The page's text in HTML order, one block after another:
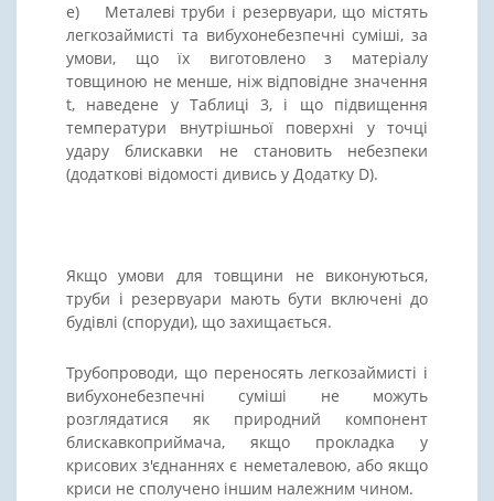
e) Металеві труби і резервуари, що містять
легкозаймисті та вибухонебезпечні суміші, за
умови, що їх виготовлено з матеріалу
товщиною не менше, ніж відповідне значення
t, наведене у Таблиці 3, і що підвищення
температури внутрішньої поверхні у точці
удару блискавки не становить небезпеки
(додаткові відомості дивись у Додатку D).
Якщо умови для товщини не виконуються,
труби і резервуари мають бути включені до
будівлі (споруди), що захищається.
Трубопроводи, що переносять легкозаймисті і
вибухонебезпечні суміші не можуть
розглядатися як природний компонент
блискавкоприймача, якщо прокладка у
крисових з'єднаннях є неметалевою, або якщо
криси не сполучено іншим належним чином.